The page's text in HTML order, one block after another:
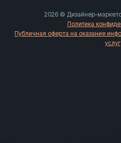
2026 © Дизайнер-
Политика
Публичная оферта на оказание
услуг